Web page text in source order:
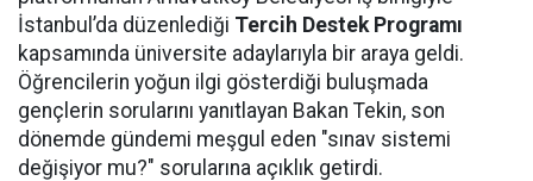
İstanbul’da düzenlediği Tercih Destek Programı
kapsamında üniversite adaylarıyla bir araya geldi.
Öğrencilerin yoğun ilgi gösterdiği buluşmada
gençlerin sorularını yanıtlayan Bakan Tekin, son
dönemde gündemi meşgul eden "sınav sistemi
değişiyor mu?" sorularına açıklık getirdi.